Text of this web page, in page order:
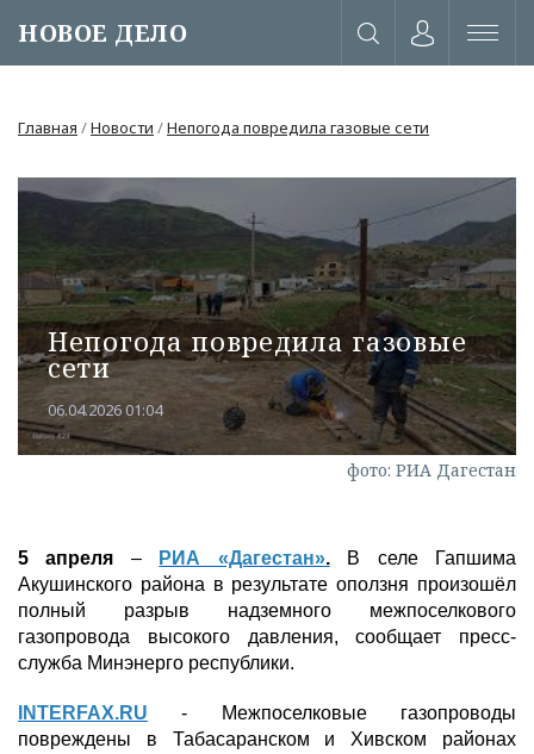
НОВОЕ ДЕЛО
или через соц. сети
Главная /Новости /Непогода повредила газовые сети
Непогода повредила газовые
сети
06.04.2026 01:04
фото: РИА Дагестан
5 апреля – РИА «Дагестан».В селе Гапшима
Акушинского района в результате оползня произошёл
полный разрыв надземного межпоселкового
газопровода высокого давления, сообщает пресс-
служба Минэнерго республики.
INTERFAX.RU - Межпоселковые газопроводы
повреждены в Табасаранском и Хивском районах